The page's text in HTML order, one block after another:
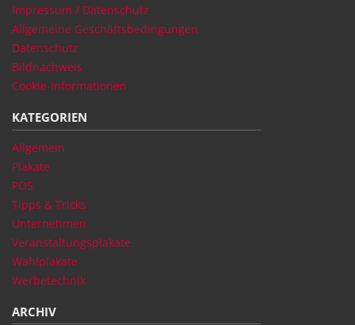
Impressum / Datenschutz
Allgemeine Geschäftsbedingungen
Datenschutz
Bildnachweis
Cookie-Informationen
KATEGORIEN
Allgemein
Plakate
POS
Tipps & Tricks
Unternehmen
Veranstaltungsplakate
Wahlplakate
Werbetechnik
ARCHIV